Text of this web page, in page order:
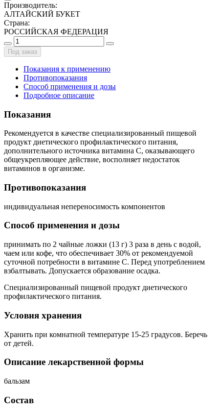
Производитель:
АЛТАЙСКИЙ БУКЕТ
Страна:
РОССИЙСКАЯ ФЕДЕРАЦИЯ
Под заказ
Показания к применению
Противопоказания
Способ применения и дозы
Подробное описание
Показания
Рекомендуется в качестве специализированный пищевой
продукт диетического профилактического питания,
дополнительного источника витамина С, оказывающего
общеукрепляющее действие, восполняет недостаток
витаминов в организме.
Противопоказания
индивидуальная непереносимость компонентов
Способ применения и дозы
принимать по 2 чайные ложки (13 г) 3 раза в день с водой,
чаем или кофе, что обеспечивает 30% от рекомендуемой
суточной потребности в витамине С. Перед употреблением
взбалтывать. Допускается образование осадка.
Специализированный пищевой продукт диетического
профилактического питания.
Условия хранения
Хранить при комнатной температуре 15-25 градусов. Беречь
от детей.
Описание лекарственной формы
бальзам
Состав